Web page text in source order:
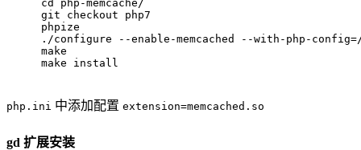
cd php-memcache/
git checkout php7
phpize
./configure --enable-memcached --with-php-
make
make install
php.ini 中添加配置 extension=memcached.so
gd 扩展安装